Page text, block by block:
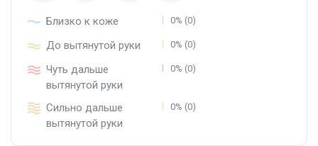
Близко к коже 0% (0)
До вытянутой руки 0% (0)
Чуть дальше
вытянутой руки
0% (0)
Сильно дальше
вытянутой руки
0% (0)